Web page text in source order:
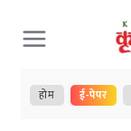
Skip
to
content
होम ई-पेपर